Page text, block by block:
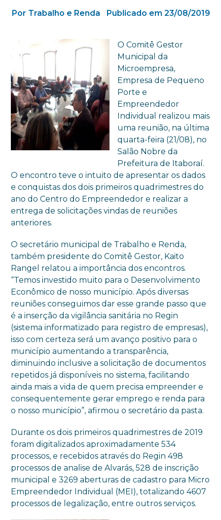
Por Trabalho e Renda Publicado em 23/08/2019
O Comitê Gestor
Municipal da
Microempresa,
Empresa de Pequeno
Porte e
Empreendedor
Individual realizou mais
uma reunião, na última
quarta-feira (21/08), no
Salão Nobre da
Prefeitura de Itaboraí.
O encontro teve o intuito de apresentar os dados
e conquistas dos dois primeiros quadrimestres do
ano do Centro do Empreendedor e realizar a
entrega de solicitações vindas de reuniões
anteriores.
O secretário municipal de Trabalho e Renda,
também presidente do Comitê Gestor, Kaito
Rangel relatou a importância dos encontros.
“Temos investido muito para o Desenvolvimento
Econômico de nosso município. Após diversas
reuniões conseguimos dar esse grande passo que
é a inserção da vigilância sanitária no Regin
(sistema informatizado para registro de empresas),
isso com certeza será um avanço positivo para o
município aumentando a transparência,
diminuindo inclusive a solicitação de documentos
repetidos já disponíveis no sistema, facilitando
ainda mais a vida de quem precisa empreender e
consequentemente gerar emprego e renda para
o nosso município”, afirmou o secretário da pasta.
Durante os dois primeiros quadrimestres de 2019
foram digitalizados aproximadamente 534
processos, e recebidos através do Regin 498
processos de analise de Alvarás, 528 de inscrição
municipal e 3269 aberturas de cadastro para Micro
Empreendedor Individual (MEI), totalizando 4607
processos de legalização, entre outros serviços.